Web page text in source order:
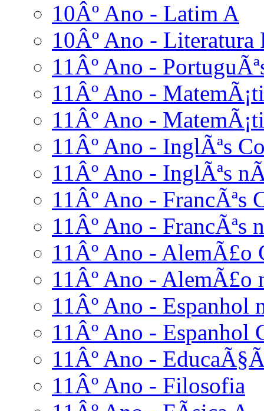
10Âº Ano - Latim A
10Âº Ano - Literatura
11Âº Ano -
11Âº Ano -
11Âº Ano -
11Âº Ano - InglÃªs
11Âº Ano - InglÃªs
11Âº Ano -
11Âº Ano - FrancÃªs
11Âº Ano -
11Âº Ano - AlemÃ£o
11Âº Ano - Espanhol
11Âº Ano -
11Âº Ano -
11Âº Ano - Filosofia